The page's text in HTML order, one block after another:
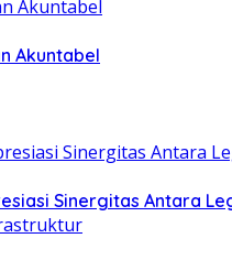
Akuntabel
Sinergitas Antara